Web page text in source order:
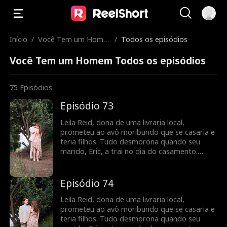
Início / Você Tem um Home
/ Todos os episódios
Você Tem um Homem Todos os episódios
75 Episódios
Episódio 73
Leila Reid, dona de uma livraria local,
prometeu ao avô moribundo que se casaria e
teria filhos. Tudo desmorona quando seu
marido, Eric, a trai no dia do casamento.
Mark, sem saber que ele é, na verdade,
Matthew Callaway, um bilionário do ramo
hoteleiro, amigo de longa data de Eric... e seu
rival nos negócios. Durante o dia, eles se
enfrentam como adversários, mas à noite,
Episódio 74
Leila Reid, dona de uma livraria local,
prometeu ao avô moribundo que se casaria e
teria filhos. Tudo desmorona quando seu